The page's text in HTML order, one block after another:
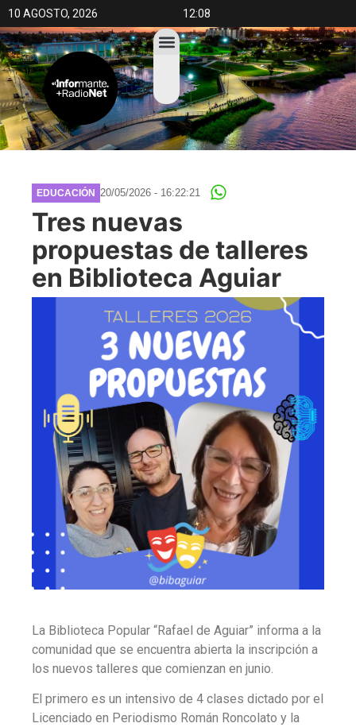
10 AGOSTO, 2026 12:08
EDUCACIÓN 20/05/2026 - 16:22:21
Tres nuevas
propuestas de talleres
en Biblioteca Aguiar
La Biblioteca Popular “Rafael de Aguiar” informa a la
comunidad que se encuentra abierta la inscripción a
los nuevos talleres que comienzan en junio.
El primero es un intensivo de 4 clases dictado por el
Licenciado en Periodismo Román Roncolato y la